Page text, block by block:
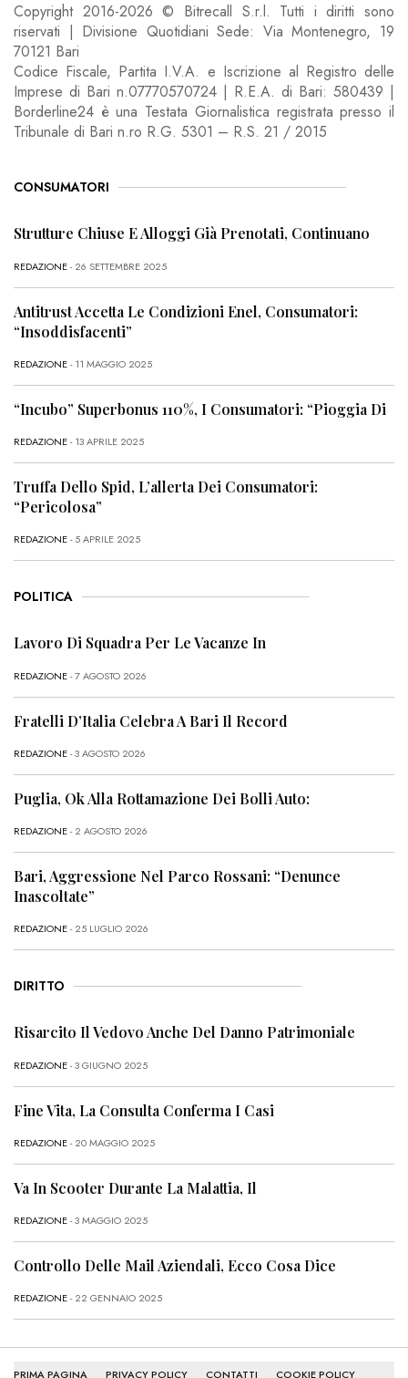
Copyright 2016-2026 © Bitrecall S.r.l. Tutti i diritti sono
riservati | Divisione Quotidiani Sede: Via Montenegro, 19
70121 Bari
Codice Fiscale, Partita I.V.A. e Iscrizione al Registro delle
Imprese di Bari n.07770570724 | R.E.A. di Bari: 580439 |
Borderline24 è una Testata Giornalistica registrata presso il
Tribunale di Bari n.ro R.G. 5301 – R.S. 21 / 2015
CONSUMATORI
Strutture Chiuse E Alloggi Già Prenotati, Continuano
REDAZIONE- 26 SETTEMBRE 2025
Antitrust Accetta Le Condizioni Enel, Consumatori:
“Insoddisfacenti”
REDAZIONE- 11 MAGGIO 2025
“Incubo” Superbonus 110%, I Consumatori: “Pioggia Di
REDAZIONE- 13 APRILE 2025
Truffa Dello Spid, L’allerta Dei Consumatori:
“Pericolosa”
REDAZIONE- 5 APRILE 2025
POLITICA
Lavoro Di Squadra Per Le Vacanze In
REDAZIONE- 7 AGOSTO 2026
Fratelli D’Italia Celebra A Bari Il Record
REDAZIONE- 3 AGOSTO 2026
Puglia, Ok Alla Rottamazione Dei Bolli Auto:
REDAZIONE- 2 AGOSTO 2026
Bari, Aggressione Nel Parco Rossani: “Denunce
Inascoltate”
REDAZIONE- 25 LUGLIO 2026
DIRITTO
Risarcito Il Vedovo Anche Del Danno Patrimoniale
REDAZIONE- 3 GIUGNO 2025
Fine Vita, La Consulta Conferma I Casi
REDAZIONE- 20 MAGGIO 2025
Va In Scooter Durante La Malattia, Il
REDAZIONE- 3 MAGGIO 2025
Controllo Delle Mail Aziendali, Ecco Cosa Dice
REDAZIONE- 22 GENNAIO 2025
PRIMA PAGINA PRIVACY POLICY CONTATTI COOKIE POLICY